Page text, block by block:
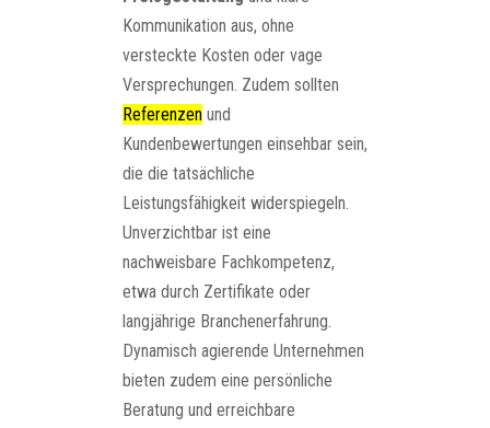
Kommunikation aus, ohne
versteckte Kosten oder vage
Versprechungen. Zudem sollten
Referenzen und
Kundenbewertungen einsehbar sein,
die die tatsächliche
Leistungsfähigkeit widerspiegeln.
Unverzichtbar ist eine
nachweisbare Fachkompetenz,
etwa durch Zertifikate oder
langjährige Branchenerfahrung.
Dynamisch agierende Unternehmen
bieten zudem eine persönliche
Beratung und erreichbare